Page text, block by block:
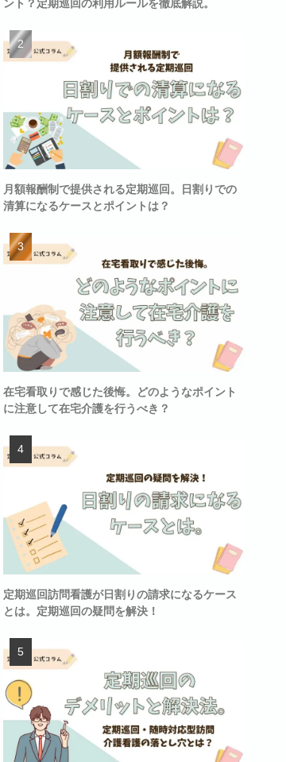
月額報酬制で提供される定期巡回。日割りでの
清算になるケースとポイントは？
在宅看取りで感じた後悔。どのようなポイント
に注意して在宅介護を行うべき？
定期巡回訪問看護が日割りの請求になるケース
とは。定期巡回の疑問を解決！